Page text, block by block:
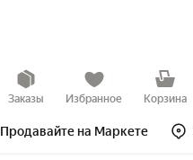
Заказы Избранное Корзина
Продавайте на Маркете